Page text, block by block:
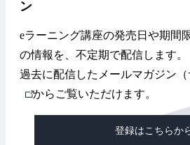
ン
eラーニング講座の発売日や期間
の情報を、不定期で配信します。
過去に配信したメールマガジン
外
部
からご覧いただけます。
登録はこちらか